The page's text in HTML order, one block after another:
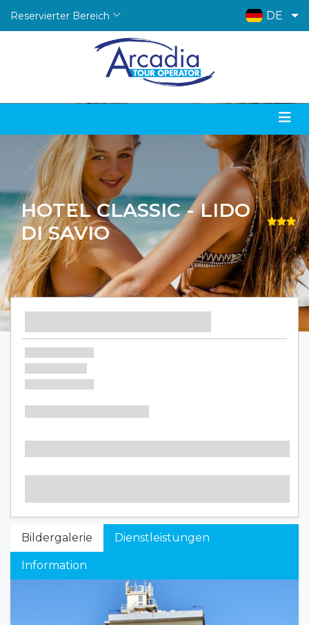
Reservierter Bereich DE
HOTEL CLASSIC - LIDO
DI SAVIO
Bildergalerie Dienstleistungen
Information